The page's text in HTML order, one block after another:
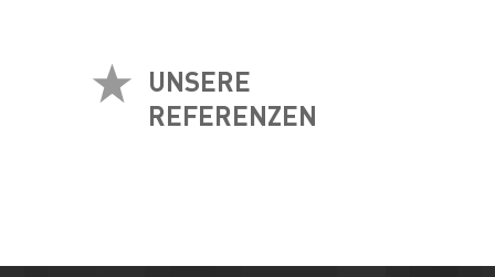
UNSERE
REFERENZEN